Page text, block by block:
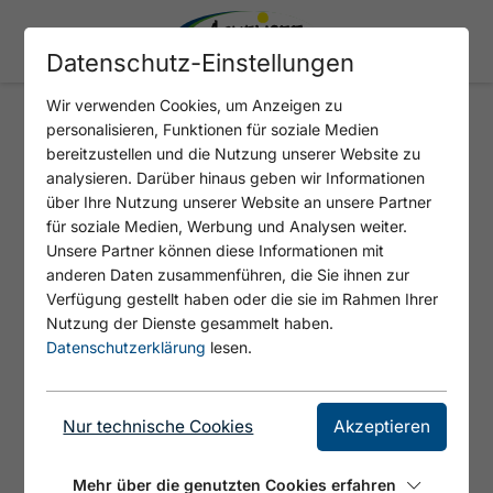
INFOTERMINAL - WELCOME-
CENTER ACHENSEE
© Achensee Tourismus
Datenschutz-Einstellungen
Wir verwenden Cookies, um Anzeigen zu
personalisieren, Funktionen für soziale Medien
bereitzustellen und die Nutzung unserer Website zu
analysieren. Darüber hinaus geben wir Informationen
über Ihre Nutzung unserer Website an unsere Partner
für soziale Medien, Werbung und Analysen weiter.
Unsere Partner können diese Informationen mit
anderen Daten zusammenführen, die Sie ihnen zur
Verfügung gestellt haben oder die sie im Rahmen Ihrer
Nutzung der Dienste gesammelt haben.
Datenschutzerklärung lesen.
Nur technische Cookies Akzeptieren
Mehr über die genutzten Cookies erfahren